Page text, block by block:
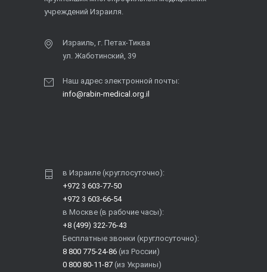
учреждений Израиля.
Израиль, г. Петах-Тиква
ул. Жаботинский, 39
Наш адрес электронной почты:
info@rabin-medical.org.il
в Израиле (круглосуточно):
+972 3 603-77-50
+972 3 603-66-54
в Москве (в рабочие часы):
+8 (499) 322-76-43
Бесплатные звонки (круглосуточно):
8 800 775-24-86 (из России)
0 800 80-11-87 (из Украины)